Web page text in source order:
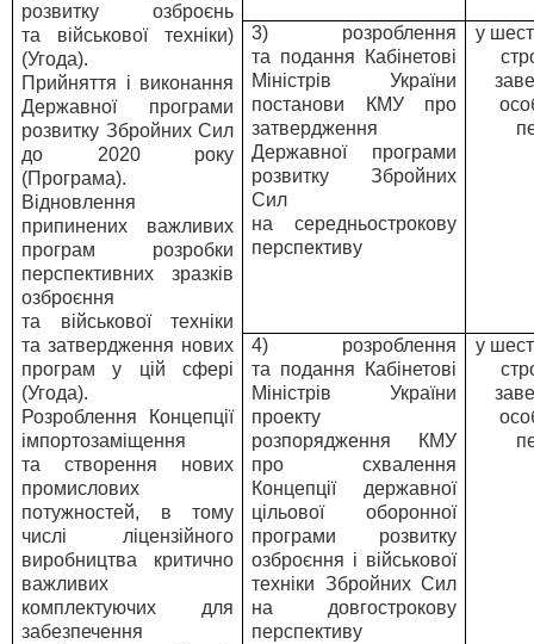
розвитку озброєнь
та військової техніки)
(Угода).
Прийняття і виконання
Державної програми
розвитку Збройних Сил
до 2020 року
(Програма).
Відновлення
припинених важливих
програм розробки
перспективних зразків
озброєння
та військової техніки
та затвердження нових
програм у цій сфері
(Угода).
Розроблення Концепції
імпортозаміщення
та створення нових
промислових
потужностей, в тому
числі ліцензійного
виробництва критично
важливих
комплектуючих для
забезпечення
3) розроблення
та подання Кабінетові
Міністрів України
постанови КМУ про
затвердження
Державної програми
розвитку Збройних
Сил
на середньострокову
перспективу
у
4) розроблення
та подання Кабінетові
Міністрів України
проекту
розпорядження КМУ
про схвалення
Концепції державної
цільової оборонної
програми розвитку
озброєння і військової
техніки Збройних Сил
на довгострокову
перспективу
у